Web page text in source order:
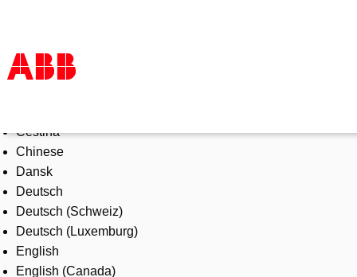
Products & Solutions
Industries
Services
About us
Where to buy
Contact us
Careers
Čeština
Chinese
Dansk
Deutsch
Deutsch (Schweiz)
Deutsch (Luxemburg)
English
English (Canada)